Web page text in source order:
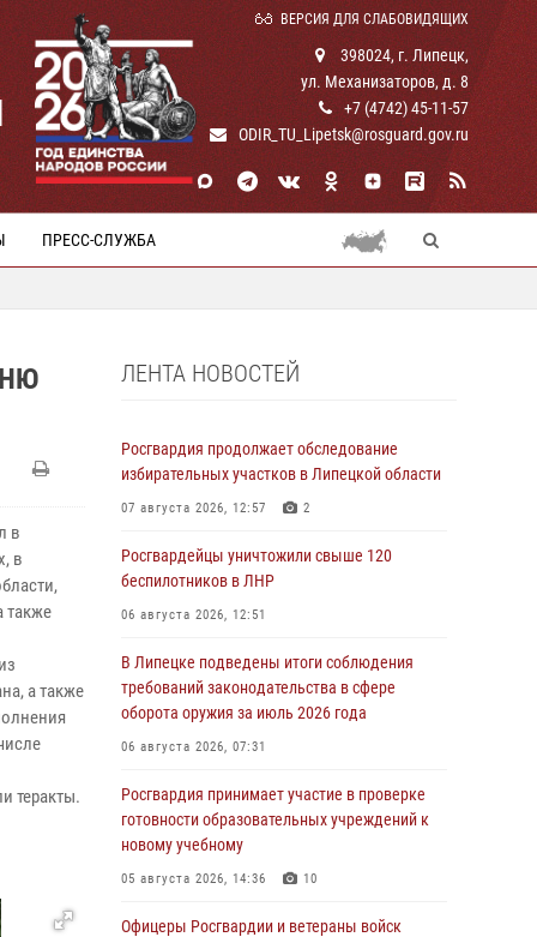
ВЕРСИЯ ДЛЯ СЛАБОВИДЯЩИХ
398024, г. Липецк,
ул. Механизаторов, д. 8
+7 (4742) 45-11-57
ODIR_TU_Lipetsk@rosguard.gov.ru
ПРЕСС-СЛУЖБА
в
в
также
а также
теракты.
ЛЕНТА НОВОСТЕЙ
Росгвардия продолжает обследование
избирательных участков в Липецкой области
07 августа 2026, 12:57 2
Росгвардейцы уничтожили свыше 120
беспилотников в ЛНР
06 августа 2026, 12:51
В Липецке подведены итоги соблюдения
требований законодательства в сфере
оборота оружия за июль 2026 года
06 августа 2026, 07:31
Росгвардия принимает участие в проверке
готовности образовательных учреждений к
новому учебному
05 августа 2026, 14:36 10
Офицеры Росгвардии и ветераны войск